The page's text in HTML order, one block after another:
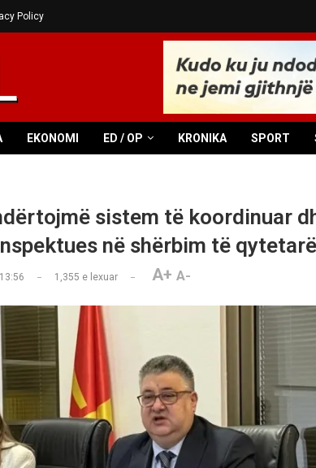
Policy
EKONOMI ED / OP KRONIKA SPORT
sistem të koordinuar
në shërbim të
1,355 e lexuar A+ A-